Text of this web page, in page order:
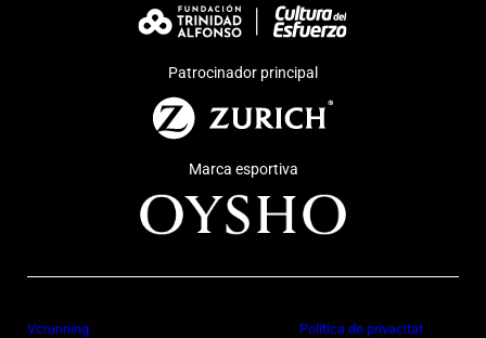
Patrocinador principal
Marca esportiva
Vcrunning Política de privacitat